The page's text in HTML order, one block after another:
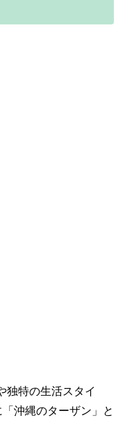
特の生活スタイ
沖縄のターザン」と